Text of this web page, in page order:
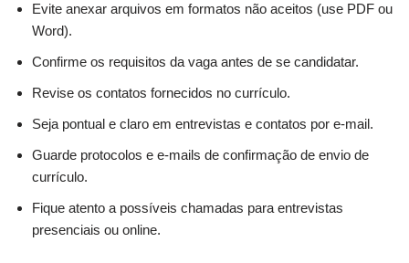
Evite anexar arquivos em formatos não aceitos (use PDF ou
Word).
Confirme os requisitos da vaga antes de se candidatar.
Revise os contatos fornecidos no currículo.
Seja pontual e claro em entrevistas e contatos por e-mail.
Guarde protocolos e e-mails de confirmação de envio de
currículo.
Fique atento a possíveis chamadas para entrevistas
presenciais ou online.